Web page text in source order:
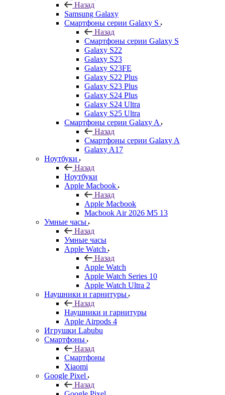
Назад
Samsung Galaxy
Смартфоны серии Galaxy S
Назад
Смартфоны серии Galaxy S
Galaxy S22
Galaxy S23
Galaxy S23FE
Galaxy S22 Plus
Galaxy S23 Plus
Galaxy S24 Plus
Galaxy S24 Ultra
Galaxy S25 Ultra
Смартфоны серии Galaxy A
Назад
Смартфоны серии Galaxy A
Galaxy A17
Ноутбуки
Назад
Ноутбуки
Apple Macbook
Назад
Apple Macbook
Macbook Air 2026 M5 13
Умные часы
Назад
Умные часы
Apple Watch
Назад
Apple Watch
Apple Watch Series 10
Apple Watch Ultra 2
Наушники и гарнитуры
Назад
Наушники и гарнитуры
Apple Airpods 4
Игрушки Labubu
Смартфоны
Назад
Смартфоны
Xiaomi
Google Pixel
Назад